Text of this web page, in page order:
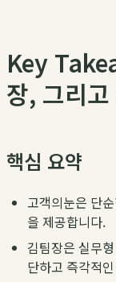
Key
장, 그리
핵심 요약
고객의눈은 단
을 제공합니다.
김팀장은 실무
단하고 즉각적